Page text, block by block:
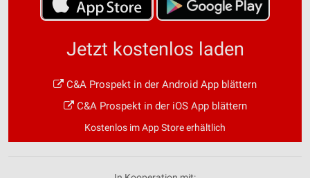
Jetzt kostenlos laden
C&A Prospekt in der Android App blättern
C&A Prospekt in der iOS App blättern
Kostenlos im App Store erhältlich